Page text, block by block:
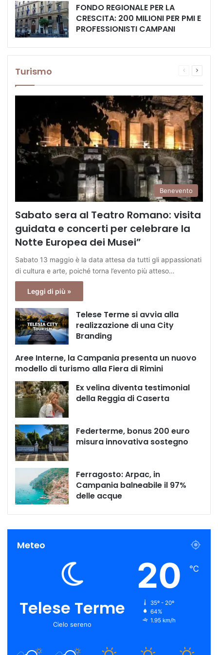
FONDO REGIONALE PER LA
CRESCITA: 200 MILIONI PER PMI E
PROFESSIONISTI CAMPANI
Turismo
Pagina
Benevento
Sabato sera al Teatro Romano: visita
guidata e concerti per celebrare la
Notte Europea dei Musei”
Sabato 13 maggio è la data attesa da tutti gli appassionati
di cultura e arte, poiché torna l’evento più atteso…
Leggi di più »
Telese Terme si avvia alla
realizzazione di una City
Branding
Aree Interne, la Campania presenta un nuovo
modello di turismo alla Fiera di Rimini
Ex velina diventa testimonial
della Reggia di Caserta
Federterme, bonus 200 euro
misura innovativa sostegno
Ferragosto: Arpac, in
Campania balneabile il 97%
delle acque
Meteo
Telese Terme
Cielo sereno
20 ℃
35º - 20º
64%
1.95 km/h